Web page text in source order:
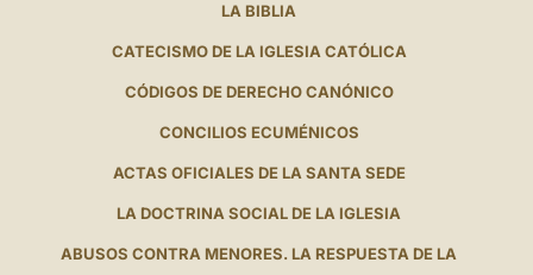
LA BIBLIA
CATECISMO DE LA IGLESIA CATÓLICA
CÓDIGOS DE DERECHO CANÓNICO
CONCILIOS ECUMÉNICOS
ACTAS OFICIALES DE LA SANTA SEDE
LA DOCTRINA SOCIAL DE LA IGLESIA
ABUSOS CONTRA MENORES. LA RESPUESTA DE LA